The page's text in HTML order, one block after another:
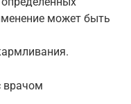
может быть
врачом